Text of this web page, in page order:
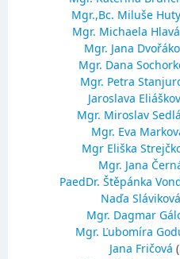
Mgr.,Bc. Miluše
Mgr. Michaela
Mgr. Jana
Mgr. Dana
Mgr. Petra
Jaroslava
Mgr. Miroslav
Mgr. Eva
Mgr Eliška
Mgr. Jana
PaedDr. Štěpánka
Naďa Sláviková
Mgr. Dagmar
Mgr. Ľubomíra
Jana Fričová